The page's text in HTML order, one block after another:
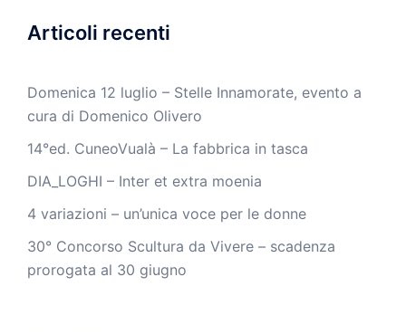
Articoli recenti
Domenica 12 luglio – Stelle Innamorate, evento a
cura di Domenico Olivero
14°ed. CuneoVualà – La fabbrica in tasca
DIA_LOGHI – Inter et extra moenia
4 variazioni – un’unica voce per le donne
30° Concorso Scultura da Vivere – scadenza
prorogata al 30 giugno